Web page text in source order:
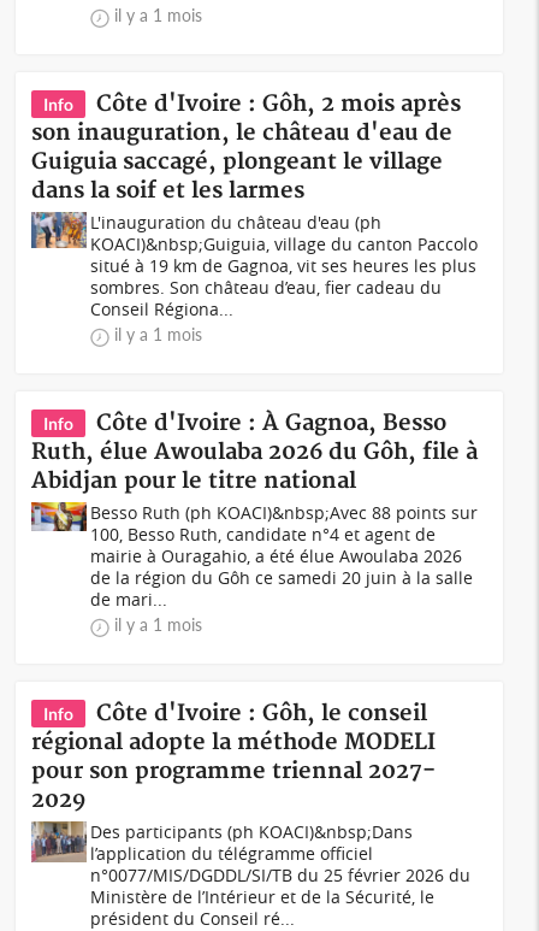
il y a 1 mois
Info
Côte d'Ivoire : Gôh, 2 mois après
son inauguration, le château d'eau de
Guiguia saccagé, plongeant le village
dans la soif et les larmes
L'inauguration du château d'eau (ph
KOACI)&nbsp;Guiguia, village du canton Paccolo
situé à 19 km de Gagnoa, vit ses heures les plus
sombres. Son château d’eau, fier cadeau du
Conseil Régiona...
il y a 1 mois
Info
Côte d'Ivoire : À Gagnoa, Besso
Ruth, élue Awoulaba 2026 du Gôh, file à
Abidjan pour le titre national
Besso Ruth (ph KOACI)&nbsp;Avec 88 points sur
100, Besso Ruth, candidate n°4 et agent de
mairie à Ouragahio, a été élue Awoulaba 2026
de la région du Gôh ce samedi 20 juin à la salle
de mari...
il y a 1 mois
Info
Côte d'Ivoire : Gôh, le conseil
régional adopte la méthode MODELI
pour son programme triennal 2027-
2029
Des participants (ph KOACI)&nbsp;Dans
l’application du télégramme officiel
n°0077/MIS/DGDDL/SI/TB du 25 février 2026 du
Ministère de l’Intérieur et de la Sécurité, le
président du Conseil ré...